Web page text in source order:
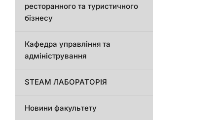
ресторанного та туристичного
бізнесу
Кафедра управління та
адміністрування
STEAM ЛАБОРАТОРІЯ
Новини факультету